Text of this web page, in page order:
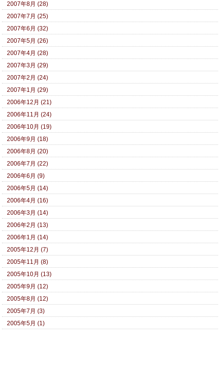
2007年8月 (28)
2007年7月 (25)
2007年6月 (32)
2007年5月 (26)
2007年4月 (28)
2007年3月 (29)
2007年2月 (24)
2007年1月 (29)
2006年12月 (21)
2006年11月 (24)
2006年10月 (19)
2006年9月 (18)
2006年8月 (20)
2006年7月 (22)
2006年6月 (9)
2006年5月 (14)
2006年4月 (16)
2006年3月 (14)
2006年2月 (13)
2006年1月 (14)
2005年12月 (7)
2005年11月 (8)
2005年10月 (13)
2005年9月 (12)
2005年8月 (12)
2005年7月 (3)
2005年5月 (1)